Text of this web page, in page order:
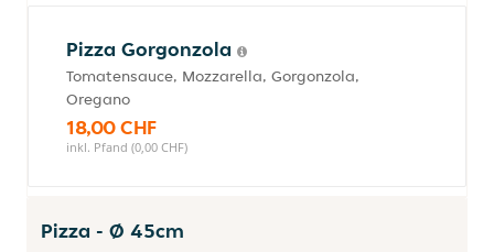
Pizza Gorgonzola
Tomatensauce, Mozzarella, Gorgonzola,
Oregano
18,00 CHF
inkl. Pfand (0,00 CHF)
Pizza - Ø 45cm